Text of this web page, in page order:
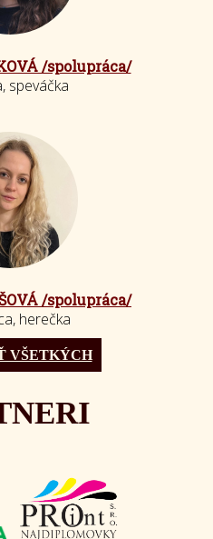
/spolupráca/
speváčka
/spolupráca/
herečka
VŠETKÝCH